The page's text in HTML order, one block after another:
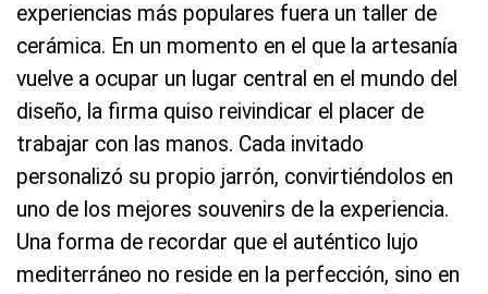
experiencias más populares fuera un taller de
cerámica. En un momento en el que la artesanía
vuelve a ocupar un lugar central en el mundo del
diseño, la firma quiso reivindicar el placer de
trabajar con las manos. Cada invitado
personalizó su propio jarrón, convirtiéndolos en
uno de los mejores souvenirs de la experiencia.
Una forma de recordar que el auténtico lujo
mediterráneo no reside en la perfección, sino en